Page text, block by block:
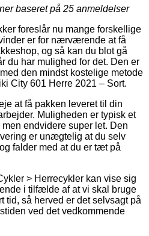
baseret på 25 anmeldelser
foreslår nu mange forskellige
er for nærværende at få
og så kan du blot gå
du har mulighed for det. Den er
den mindst kostelige metode
City 601 Herre 2021 – Sort.
at få pakken leveret til din
Muligheden er typisk et
endvidere super let. Den
er unægtelig at du selv
falder med at du er tæt på
> Herrecykler kan vise sig
i tilfælde af at vi skal bruge
tid, så herved er det selvsagt på
ved det vedkommende